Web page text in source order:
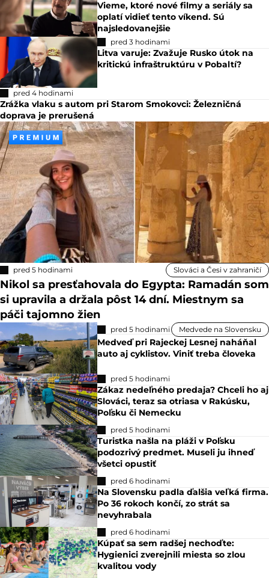
Vieme, ktoré nové filmy a seriály sa
oplatí vidieť tento víkend. Sú
najsledovanejšie
pred 3 hodinami
Litva varuje: Zvažuje Rusko útok na
kritickú infraštruktúru v Pobaltí?
pred 4 hodinami
Zrážka vlaku s autom pri Starom Smokovci: Železničná
doprava je prerušená
pred 5 hodinami Slováci a Česi v zahraničí
Nikol sa presťahovala do Egypta: Ramadán som
si upravila a držala pôst 14 dní. Miestnym sa
páči tajomno žien
pred 5 hodinami Medvede na Slovensku
Medveď pri Rajeckej Lesnej naháňal
auto aj cyklistov. Viniť treba človeka
pred 5 hodinami
Zákaz nedeľného predaja? Chceli ho aj
Slováci, teraz sa otriasa v Rakúsku,
Poľsku či Nemecku
pred 5 hodinami
Turistka našla na pláži v Poľsku
podozrivý predmet. Museli ju ihneď
všetci opustiť
pred 6 hodinami
Na Slovensku padla ďalšia veľká firma.
Po 36 rokoch končí, zo strát sa
nevyhrabala
pred 6 hodinami
Kúpať sa sem radšej nechoďte:
Hygienici zverejnili miesta so zlou
kvalitou vody